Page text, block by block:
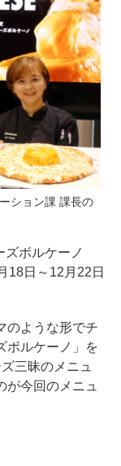
ション課 課長の
ボルケーノ
18日～12月22日
のような形でチ
ボルケーノ」を
三昧のメニュ
が今回のメニュ